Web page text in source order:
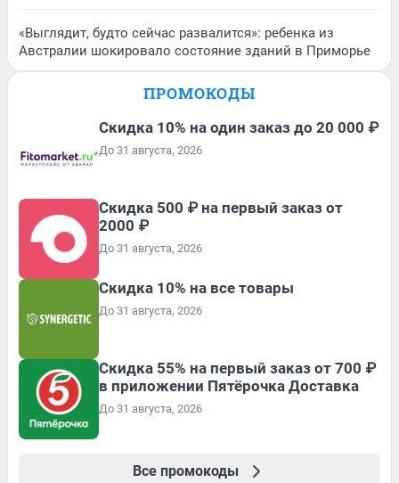
«Выглядит, будто сейчас развалится»: ребенка из
Австралии шокировало состояние зданий в Приморье
ПРОМОКОДЫ
Скидка 10% на один заказ до 20 000 ₽
До 31 августа, 2026
Скидка 500 ₽ на первый заказ от
2000 ₽
До 31 августа, 2026
Скидка 10% на все товары
До 31 августа, 2026
Скидка 55% на первый заказ от 700 ₽
в приложении Пятёрочка Доставка
До 31 августа, 2026
Все промокоды